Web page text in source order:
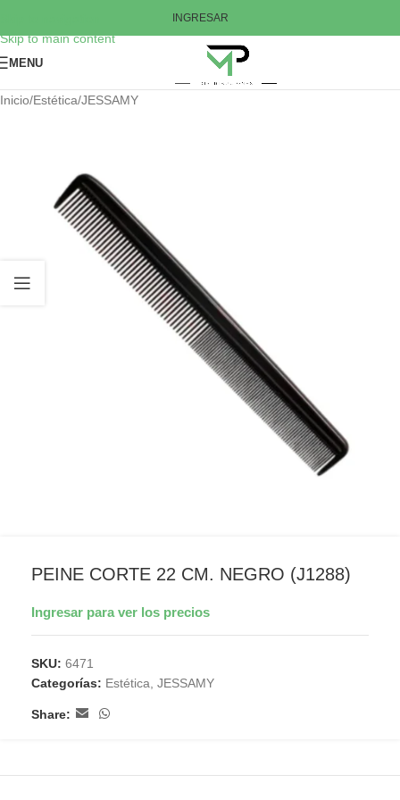
Skip to main content
INGRESAR
MENU
Inicio/Estética/JESSAMY
PEINE CORTE 22 CM. NEGRO (J1288)
Ingresar para ver los precios
SKU: 6471
Categorías: Estética JESSAMY
Share: